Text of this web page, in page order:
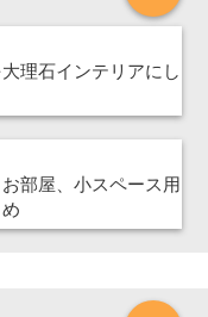
理石インテリアにし
部屋、小スペース用